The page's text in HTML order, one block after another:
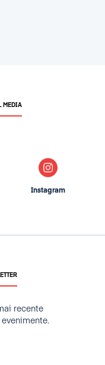
recente
MEDIA
Instagram